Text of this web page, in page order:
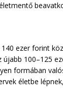
ezer forint
újabb 100–125
formában
életbe